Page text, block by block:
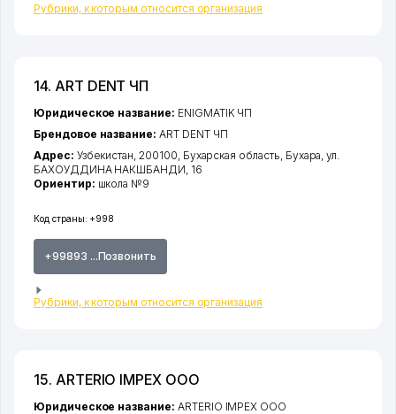
Рубрики, к которым относится организация
14. ART DENT ЧП
Код страны: +998
+99893 ...Позвонить
Рубрики, к которым относится организация
Юридическое название: ENIGMATIK ЧП
Брендовое название: ART DENT ЧП
Адрес: Узбекистан, 200100, Бухарская область Бухара ,ул.
БАХОУДДИНА НАКШБАНДИ , 16
Ориентир: школа №9
15. ARTERIO IMPEX ООО
Юридическое название: ARTERIO IMPEX ООО